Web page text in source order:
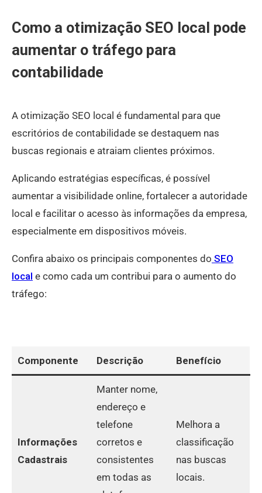
Como a otimização SEO local pode
aumentar o tráfego para
contabilidade
A otimização SEO local é fundamental para que
escritórios de contabilidade se destaquem nas
buscas regionais e atraiam clientes próximos.
Aplicando estratégias específicas, é possível
aumentar a visibilidade online, fortalecer a autoridade
local e facilitar o acesso às informações da empresa,
especialmente em dispositivos móveis.
Confira abaixo os principais componentes do SEO
local e como cada um contribui para o aumento do
tráfego:
Componente Descrição Benefício
Informações
Cadastrais
Manter nome,
endereço e
telefone
corretos e
consistentes
em todas as
Melhora a
classificação
nas buscas
locais.